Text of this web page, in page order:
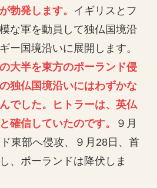
勃発します。
イギリスとフ
な軍を動員して独仏国境沿
ー国境沿いに展開します。
大半を東方のポーランド侵
独仏国境沿いにはわずかな
でした。ヒトラーは、英仏
確信していたのです。
９月
東部へ侵攻、９月28日、首
、ポーランドは降伏しま